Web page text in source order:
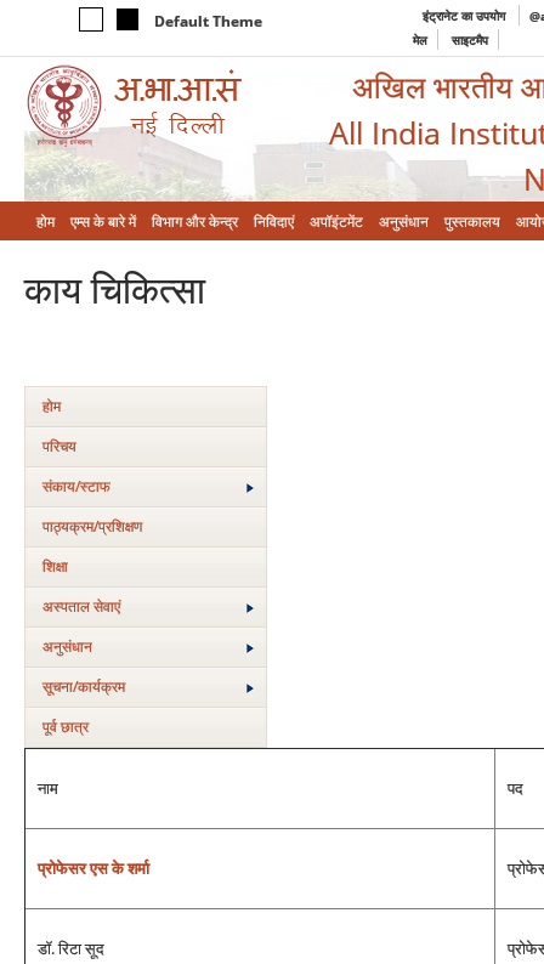
Default Theme इंट्रानेट का उपयोग
मेल
साइटमैप
अखिल भारतीय
All India
होम एम्‍स के बारे में विभाग और केन्‍द्र निविदाएं अपॉइंटमेंट अनुसंधान पुस्तकालय
काय चिकित्‍सा
होम
परिचय
संकाय/स्‍टाफ
पाठ्यक्रम/प्रशिक्षण
शिक्षा
अस्‍पताल सेवाएं
अनुसंधान
सूचना/कार्यक्रम
पूर्व छात्र
नाम पद
प्रोफेसर एस के शर्मा
डॉ. रिटा सूद